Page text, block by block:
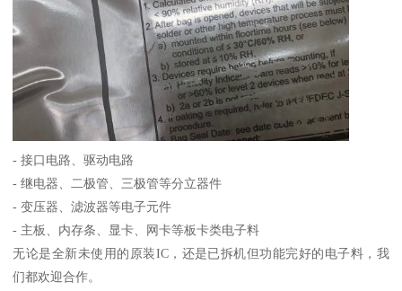
- 接口电路、驱动电路
- 继电器、二极管、三极管等分立器件
- 变压器、滤波器等电子元件
- 主板、内存条、显卡、网卡等板卡类电子料
无论是全新未使用的原装IC，还是已拆机但功能完好的电子料，我
们都欢迎合作。